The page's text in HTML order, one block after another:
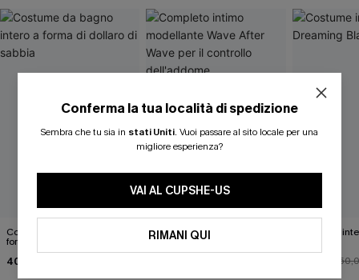
Costume da bagno intero a
forma di dollaro di sabbia
40,00 €
Completo intimo
modellante Wave After
Wave per il controllo
Costume
Conferma la tua località di spedizione
Sembra che tu sia in stati Uniti. Vuoi passare al sito locale per una
migliore esperienza?
VAI AL CUPSHE-US
RIMANI QUI